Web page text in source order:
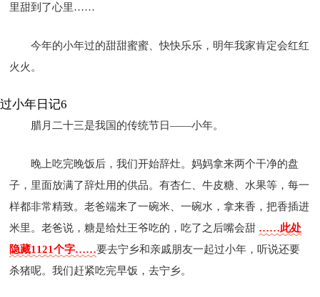
里甜到了心里……
今年的小年过的甜甜蜜蜜、快快乐乐，明年我家肯定会红红
火火。
过小年日记6
腊月二十三是我国的传统节日——小年。
晚上吃完晚饭后，我们开始辞灶。妈妈拿来两个干净的盘
子，里面放满了辞灶用的供品。有杏仁、牛皮糖、水果等，每一
样都非常精致。老爸端来了一碗米、一碗水，拿来香，把香插进
米里。老爸说，糖是给灶王爷吃的，吃了之后嘴会甜 ……此处
隐藏1121个字……要去宁乡和亲戚朋友一起过小年，听说还要
杀猪呢。我们赶紧吃完早饭，去宁乡。